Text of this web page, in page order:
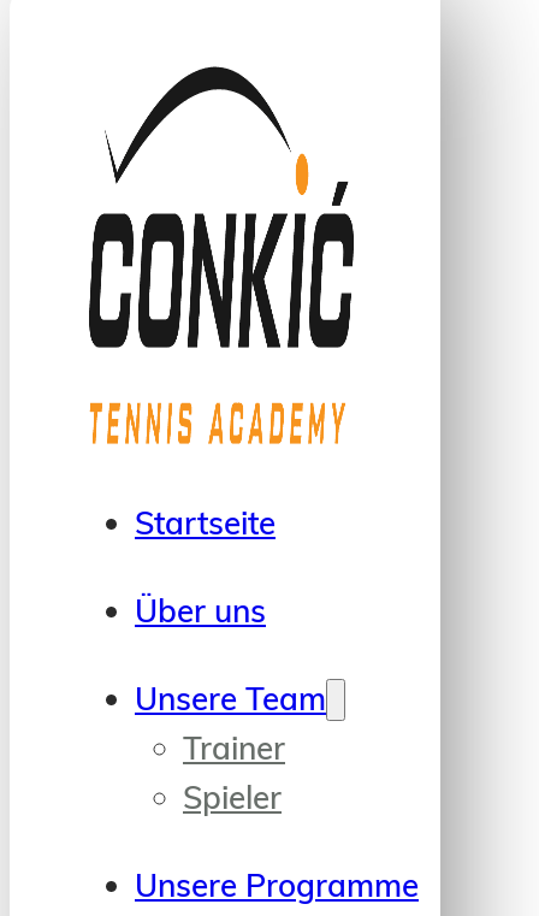
Startseite
Über uns
Unsere Team
Trainer
Spieler
Unsere Programme